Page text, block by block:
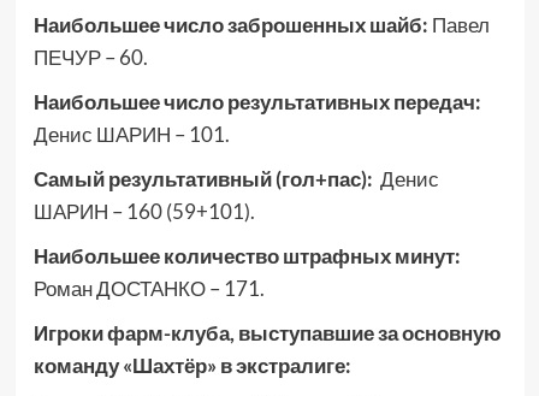
Наибольшее число заброшенных шайб: Павел
ПЕЧУР – 60.
Наибольшее число результативных передач:
Денис ШАРИН – 101.
Самый результативный (гол+пас): Денис
ШАРИН – 160 (59+101).
Наибольшее количество штрафных минут:
Роман ДОСТАНКО – 171.
Игроки фарм-клуба, выступавшие за основную
команду «Шахтёр» в экстралиге: